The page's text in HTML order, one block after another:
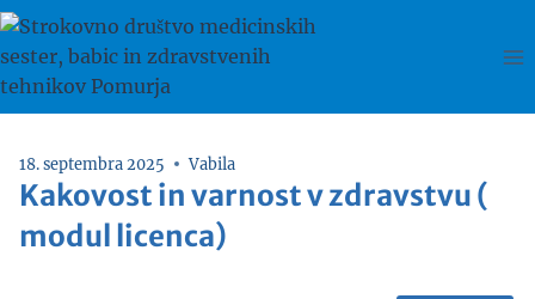
Skip
content
18. septembra 2025 Vabila
Kakovost in varnost v zdravstvu (
modul licenca)